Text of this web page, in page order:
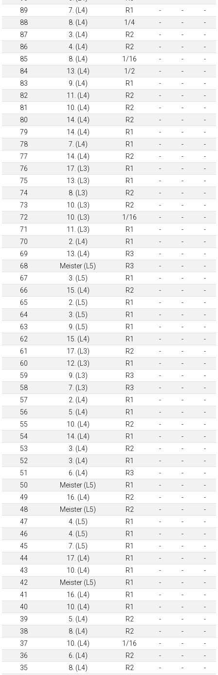
89
7. (L4) R1 - -
-
88
8. (L4) 1/4 - -
-
87
3. (L4) R2 - -
-
86
4. (L4) R2 - -
-
85
8. (L4) 1/16 - -
-
84
13. (L4) 1/2 - -
-
83
9. (L4) R1 - -
-
82
11. (L4) R2 - -
-
81
10. (L4) R2 - -
-
80
14. (L4) R2 - -
-
79
14. (L4) R1 - -
-
78
7. (L4) R1 - -
-
77
14. (L4) R2 - -
-
76
17. (L3) R1 - -
-
75
13. (L3) R1 - -
-
74
8. (L3) R2 - -
-
73
10. (L3) R2 - -
-
72
10. (L3) 1/16 - -
-
71
11. (L3) R1 - -
-
70
2. (L4) R1 - -
-
69
13. (L4) R3 - -
-
68
Meister (L5) R3 - -
-
67
3. (L5) R1 - -
-
66
15. (L4) R2 - -
-
65
2. (L5) R1 - -
-
64
3. (L5) R1 - -
-
63
9. (L5) R1 - -
-
62
15. (L4) R1 - -
-
61
17. (L3) R2 - -
-
60
12. (L3) R1 - -
-
59
9. (L3) R3 - -
-
58
7. (L3) R3 - -
-
57
2. (L4) R1 - -
-
56
5. (L4) R1 - -
-
55
10. (L4) R2 - -
-
54
14. (L4) R1 - -
-
53
3. (L4) R2 - -
-
52
3. (L4) R1 - -
-
51
6. (L4) R3 - -
-
50
Meister (L5) R1 - -
-
49
16. (L4) R2 - -
-
48
Meister (L5) R2 - -
-
47
4. (L5) R1 - -
-
46
4. (L5) R1 - -
-
45
7. (L5) R1 - -
-
44
17. (L4) R1 - -
-
43
10. (L4) R1 - -
-
42
Meister (L5) R1 - -
-
41
16. (L4) R1 - -
-
40
10. (L4) R1 - -
-
39
5. (L4) R2 - -
-
38
8. (L4) R2 - -
-
37
10. (L4) 1/16 - -
-
36
6. (L4) R2 - -
-
35
8. (L4) R2 - -
-